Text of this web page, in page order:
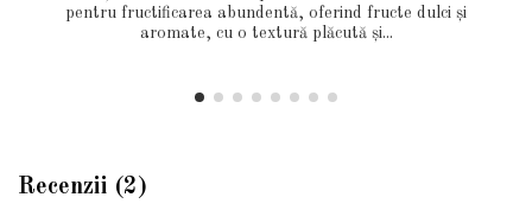
pentru fructificarea abundentă, oferind fructe dulci și
aromate, cu o textură plăcută și...
Recenzii (2)